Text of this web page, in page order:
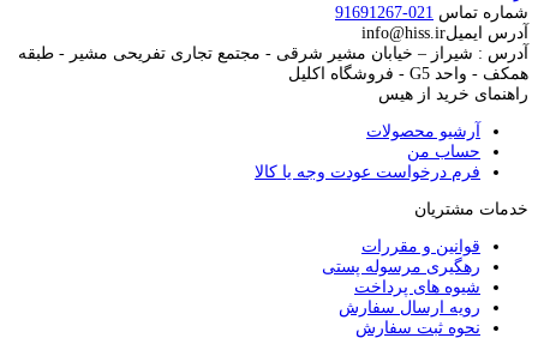
شماره تماس 021-91691267
آدرس ایمیلinfo@hiss.ir
آدرس : شیراز – خیابان مشیر شرقی - مجتمع تجاری تفریحی مشیر - طبقه
همکف - واحد G5 - فروشگاه اکلیل
راهنمای خرید از هیس
آرشیو محصولات
حساب من
فرم درخواست عودت وجه یا کالا
خدمات مشتریان
قوانین و مقررات
رهگیری مرسوله پستی
شیوه های پرداخت
رویه ارسال سفارش
نحوه ثبت سفارش